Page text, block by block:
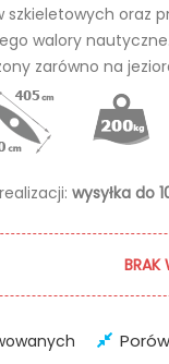
szkieletowych oraz
walory
zarówno na
wysyłka do
BRAK